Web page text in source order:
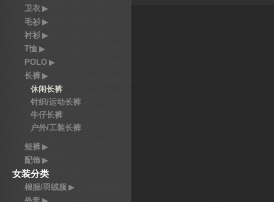
卫衣 ▶
毛衫 ▶
衬衫 ▶
T恤 ▶
POLO ▶
长裤 ▶
休闲长裤
针织/运动长裤
牛仔长裤
户外/工装长裤
短裤 ▶
配饰 ▶
女装分类
棉服/羽绒服 ▶